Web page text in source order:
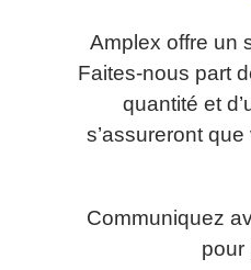
Amplex offre un
Faites-nous part
quantité et
s’assureront
Communiquez
pour